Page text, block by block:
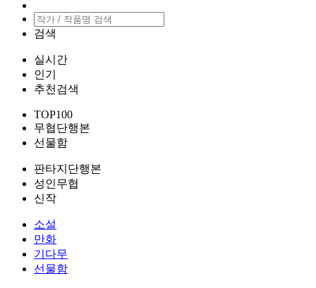
검색
실시간
인기
추천검색
TOP100
무협단행본
선물함
판타지단행본
성인무협
신작
소설
만화
기다무
선물함